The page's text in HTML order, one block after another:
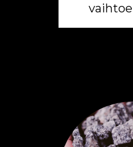
tuotteella